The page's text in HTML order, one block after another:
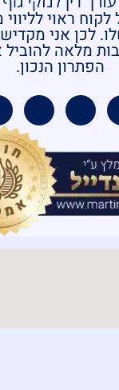
ראוי
לכן אני
מלאה
הפתרון הנכון.